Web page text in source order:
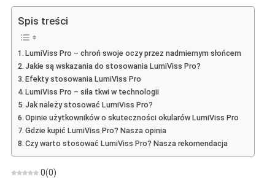
Spis treści
LumiViss Pro – chroń swoje oczy przez nadmiernym słońcem
Jakie są wskazania do stosowania LumiViss Pro?
Efekty stosowania LumiViss Pro
LumiViss Pro – siła tkwi w technologii
Jak należy stosować LumiViss Pro?
Opinie użytkowników o skuteczności okularów LumiViss Pro
Gdzie kupić LumiViss Pro? Nasza opinia
Czy warto stosować LumiViss Pro? Nasza rekomendacja
0(0)